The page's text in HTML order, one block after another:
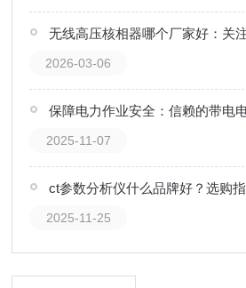
2026-03-06
保障电力作业安全：信赖的带电
2025-11-07
2025-11-25